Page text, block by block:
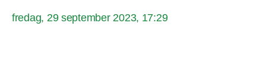
fredag, 29 september 2023, 17:29